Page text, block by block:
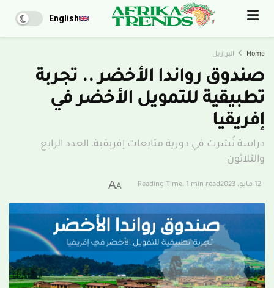
English
Home البرازيل
صندوق رواندا الأخضر .. تجربة
تطبيقية للتمويل الأخضر في
إفريقيا
دراسة نُشرت في دورية متابعات إفريقية، العدد الرابع
والثلاثون
12 مايو، 2023 Reading Time: 1 min read
A
A